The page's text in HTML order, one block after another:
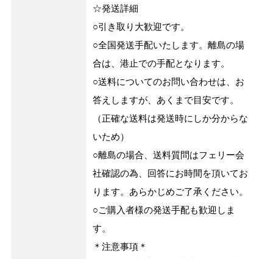
☆発送詳細
○引き取り大歓迎です。
○全国発送手配いたします。離島の場
合は、港止での手配となります。
○送料についてのお問い合わせは、お
答えしますが、あくまで目安です。
（正確な送料は発送時にしか分からな
いため）
○離島の場合、送料質問はフェリー会
社確認の為、回答にお時間を頂いてお
ります。あらかじめご了承ください。
○ご購入者様の発送手配も歓迎しま
す。
＊注意事項＊